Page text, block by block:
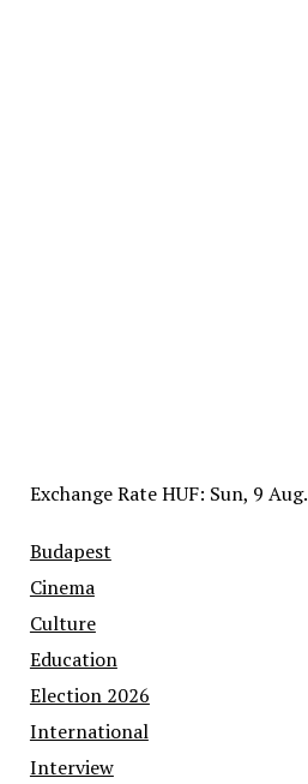
Exchange RateHUF: Sun, 9 Aug.
Budapest
Cinema
Culture
Education
Election 2026
International
Interview